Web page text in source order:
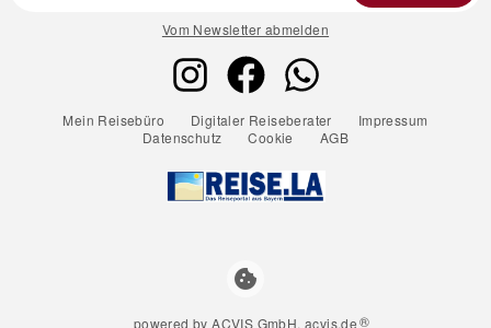
Vom Newsletter abmelden
Mein Reisebüro Digitaler Reiseberater
Impressum
Datenschutz
Cookie AGB
cookie
powered by ACVIS GmbH, acvis.de®